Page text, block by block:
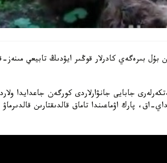
بۇل بىرەگەي كادرلار قوڭىر ايۋدىڭ تابيعي
جابايى جانۋارلاردى كورگەن جاعدايدا
اق، پارك اۋماعىندا تاماق قالدىقتارىن